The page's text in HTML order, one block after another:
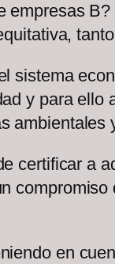
empresas
sistema
y para
ambientales
certificar a
en